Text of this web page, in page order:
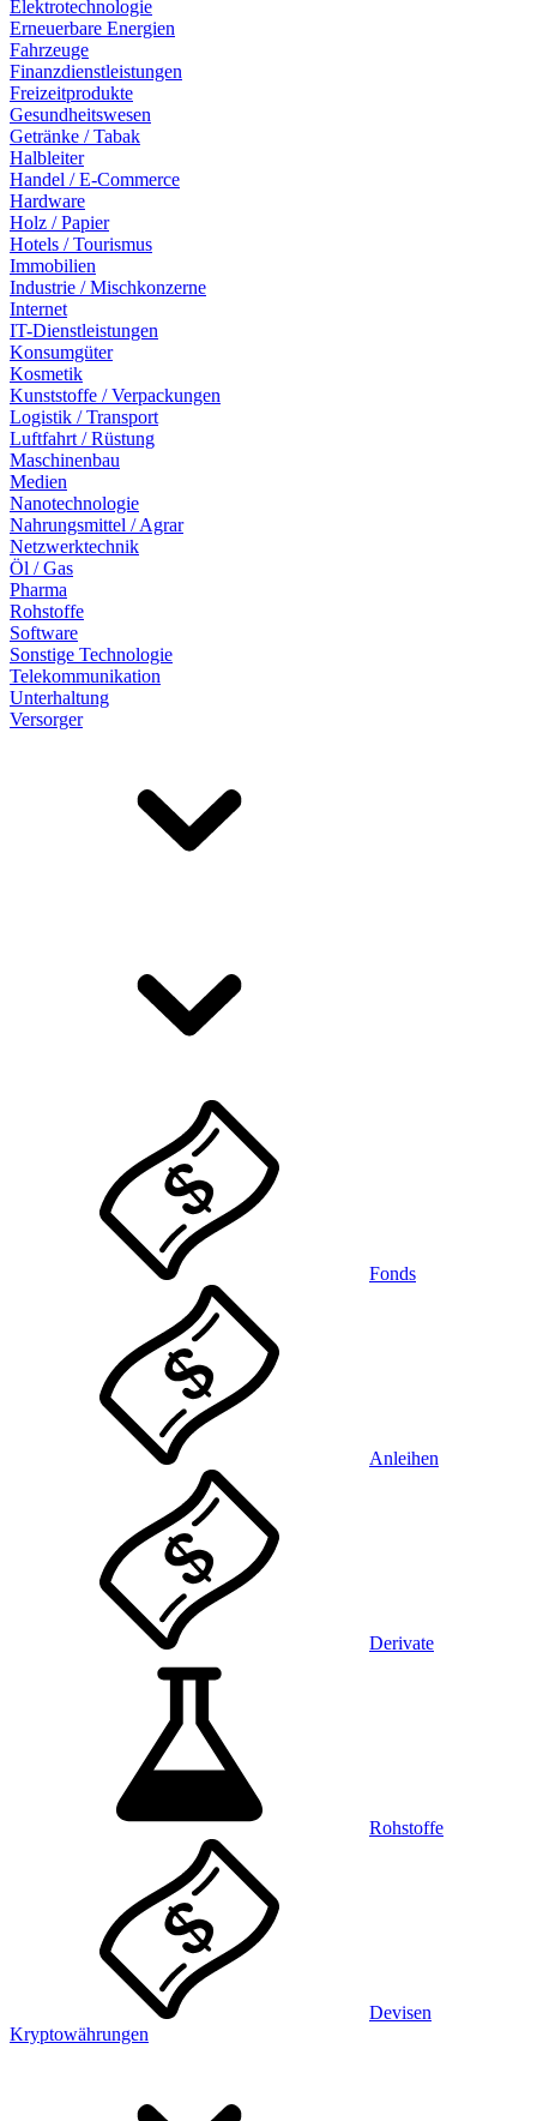
Elektrotechnologie
Erneuerbare Energien
Fahrzeuge
Finanzdienstleistungen
Freizeitprodukte
Gesundheitswesen
Getränke / Tabak
Halbleiter
Handel / E-Commerce
Hardware
Holz / Papier
Hotels / Tourismus
Immobilien
Industrie / Mischkonzerne
Internet
IT-Dienstleistungen
Konsumgüter
Kosmetik
Kunststoffe / Verpackungen
Logistik / Transport
Luftfahrt / Rüstung
Maschinenbau
Medien
Nanotechnologie
Nahrungsmittel / Agrar
Netzwerktechnik
Öl / Gas
Pharma
Rohstoffe
Software
Sonstige Technologie
Telekommunikation
Unterhaltung
Versorger
Fonds
Anleihen
Derivate
Rohstoffe
Devisen
Kryptowährungen